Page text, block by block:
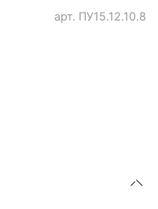
арт. ПУ15.12.10.8